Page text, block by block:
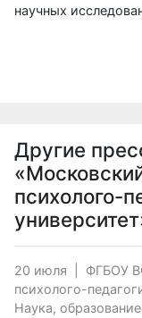
научных
Другие
психолого-
20 июля
ФГБОУ
психолого-
Наука, образование